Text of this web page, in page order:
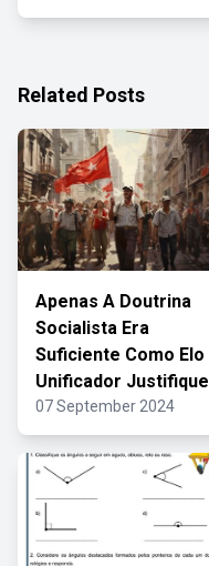
Related Posts
Apenas A Doutrina
Socialista Era
Suficiente Como Elo
Unificador Justifique
07 September 2024